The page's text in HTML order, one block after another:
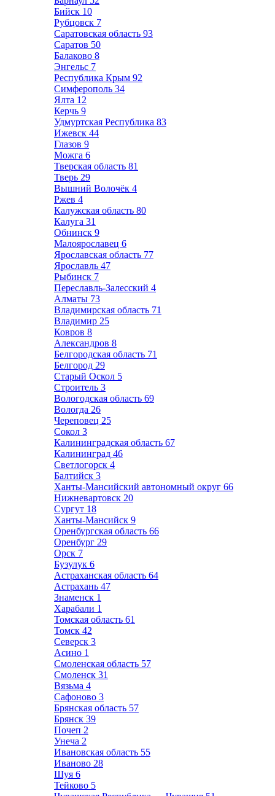
Бийск 10
Рубцовск 7
Саратовская область 93
Саратов 50
Балаково 8
Энгельс 7
Республика Крым 92
Симферополь 34
Ялта 12
Керчь 9
Удмуртская Республика 83
Ижевск 44
Глазов 9
Можга 6
Тверская область 81
Тверь 29
Вышний Волочёк 4
Ржев 4
Калужская область 80
Калуга 31
Обнинск 9
Малоярославец 6
Ярославская область 77
Ярославль 47
Рыбинск 7
Переславль-Залесский 4
Алматы 73
Владимирская область 71
Владимир 25
Ковров 8
Александров 8
Белгородская область 71
Белгород 29
Старый Оскол 5
Строитель 3
Вологодская область 69
Вологда 26
Череповец 25
Сокол 3
Калининградская область 67
Калининград 46
Светлогорск 4
Балтийск 3
Ханты-Мансийский автономный округ 66
Нижневартовск 20
Сургут 18
Ханты-Мансийск 9
Оренбургская область 66
Оренбург 29
Орск 7
Бузулук 6
Астраханская область 64
Астрахань 47
Знаменск 1
Харабали 1
Томская область 61
Томск 42
Северск 3
Асино 1
Смоленская область 57
Смоленск 31
Вязьма 4
Сафоново 3
Брянская область 57
Брянск 39
Почеп 2
Унеча 2
Ивановская область 55
Иваново 28
Шуя 6
Тейково 5